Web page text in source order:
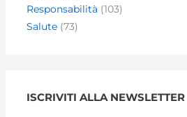
Responsabilità (103)
Salute (73)
ISCRIVITI ALLA NEWSLETTER